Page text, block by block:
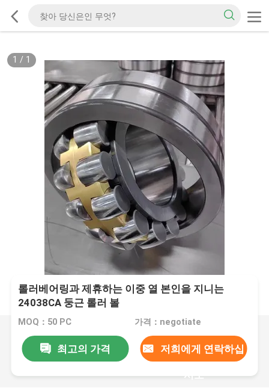
1 / 1
롤러베어링과 제휴하는 이중 열 본인을 지니는
24038CA 둥근 롤러 볼
MOQ：50 PC 가격：negotiate
최고의 가격 저희에게 연락하십
시오